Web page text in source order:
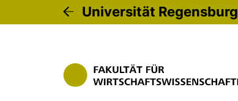
Universität Regensburg